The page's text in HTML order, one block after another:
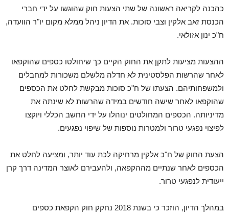
כהכנה לקריאה ראשונה של שתי הצעות חוק שהוגשו על ידי חברי
הכנסת זאב אלקין וצבי סוכות. את הדיון ניהל ממלא מקום יו"ר הוועדה,
ח"כ ינון אזולאי.
ההצעות מציעות לתקן את החוק הקיים כך שיחולטו כספים שהוקפאו
לאחר שהרשות הפלסטינית לא חדלה מלשלם משכורות למחבלים
ולמשפחותיהם. הצעתו של ח"כ סוכות מבקשת לחלט את הכספים
שהוקפאו לאחר שישה חודשים במידה שהרשות לא שינתה את
מדיניותה. הכספים המחולטים ינוהלו על ידי החשב הכללי ויוקצו
לפיצוי נפגעי טרור ולמטרות נוספות של שיפוי נפגעים.
הצעת החוק של ח"כ אלקין מרחיקה לכת עוד יותר, ומציעה לחלט את
הכספים לאחר שנתיים מההקפאה, ולהעבירם לאוצר המדינה דרך קרן
ייעודית לנפגעי טרור.
במהלך הדיון, הוזכר כי בשנת 2018 נחקק חוק הקפאת כספים